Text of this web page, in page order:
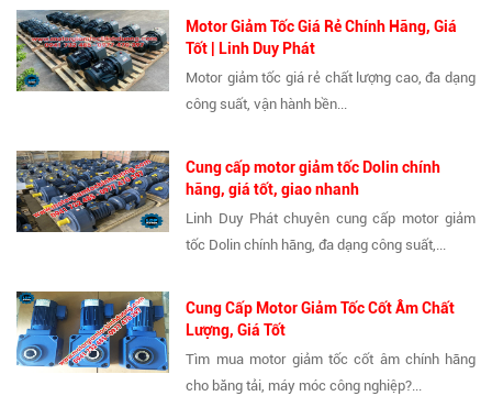
Motor Giảm Tốc Giá Rẻ Chính Hãng, Giá
Tốt | Linh Duy Phát
Motor giảm tốc giá rẻ chất lượng cao, đa dạng
công suất, vận hành bền...
Cung cấp motor giảm tốc Dolin chính
hãng, giá tốt, giao nhanh
Linh Duy Phát chuyên cung cấp motor giảm
tốc Dolin chính hãng, đa dạng công suất,...
Cung Cấp Motor Giảm Tốc Cốt Âm Chất
Lượng, Giá Tốt
Tìm mua motor giảm tốc cốt âm chính hãng
cho băng tải, máy móc công nghiệp?...